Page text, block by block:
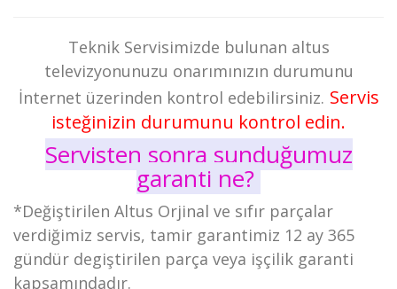
Teknik Servisimizde bulunan altus
televizyonunuzu onarımınızın durumunu
İnternet üzerinden kontrol edebilirsiniz. Servis
isteğinizin durumunu kontrol edin.
Servisten sonra sunduğumuz
garanti ne?
*Değiştirilen Altus Orjinal ve sıfır parçalar
verdiğimiz servis, tamir garantimiz 12 ay 365
gündür degiştirilen parça veya işçilik garanti
kapsamındadır.